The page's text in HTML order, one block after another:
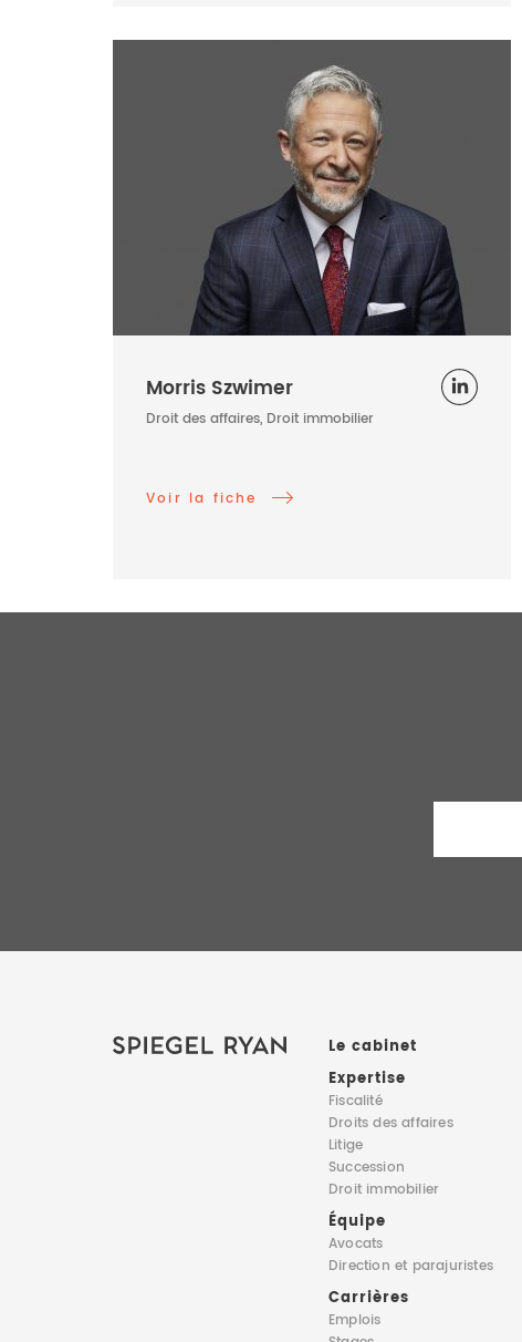
Morris Szwimer
Droit des affaires, Droit immobilier
Voir la fiche
Le cabinet
Expertise
Fiscalité
Droits des affaires
Litige
Succession
Droit immobilier
Équipe
Avocats
Directionet parajuristes
Carrières
Emplois